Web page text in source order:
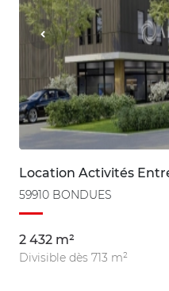
Location Activités
59910 BONDUES
2 432 m²
Divisible dès 713 m²